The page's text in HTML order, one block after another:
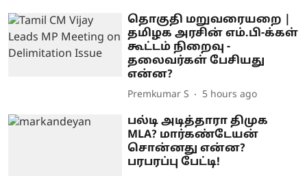
தொகுதி மறுவரையறை |
தமிழக அரசின் எம்.பி-க்கள்
கூட்டம் நிறைவு -
தலைவர்கள் பேசியது
என்ன?
Premkumar S 5 hours ago
பல்டி அடித்தாரா திமுக
MLA? மார்கண்டேயன்
சொன்னது என்ன?
பரபரப்பு பேட்டி!